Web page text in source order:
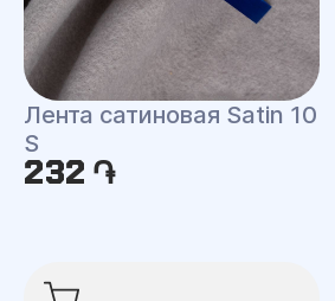
Лента сатиновая Satin 10
S
232 ֏